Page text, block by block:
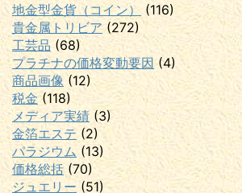
地金型金貨（コイン）
(116)
貴金属トリビア (272)
工芸品 (68)
プラチナの価格変動要因(4)
商品画像 (12)
税金 (118)
メディア実績(3)
金箔エステ (2)
パラジウム (13)
価格総括 (70)
ジュエリー(51)